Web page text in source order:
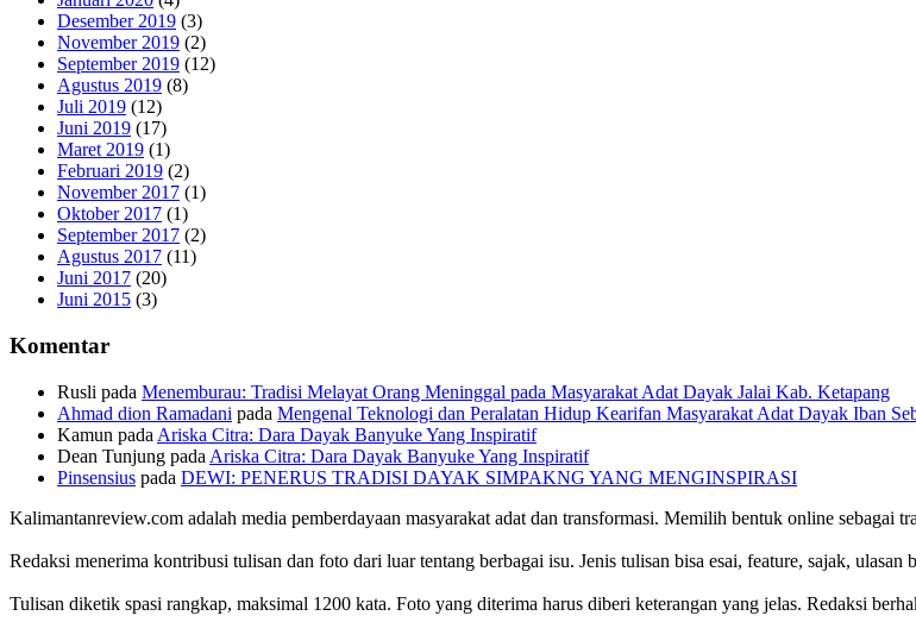
Desember 2019 (3)
November 2019 (2)
September 2019 (12)
Agustus 2019 (8)
Juli 2019 (12)
Juni 2019 (17)
Maret 2019 (1)
Februari 2019 (2)
November 2017 (1)
Oktober 2017 (1)
September 2017 (2)
Agustus 2017 (11)
Juni 2017 (20)
Juni 2015 (3)
Komentar
Rusli pada Menemburau: Tradisi Melayat Orang Meninggal pada Masyarakat Adat Dayak Jalai Kab. Ketapang
Ahmad dion Ramadani pada Mengenal Teknologi dan Peralatan Hidup Kearifan Masyarakat Adat Dayak Iban
Kamun pada Ariska Citra: Dara Dayak Banyuke Yang Inspiratif
Dean Tunjung pada Ariska Citra: Dara Dayak Banyuke Yang Inspiratif
Pinsensius pada DEWI: PENERUS TRADISI DAYAK SIMPAKNG YANG MENGINSPIRASI
Kalimantanreview.com adalah media pemberdayaan masyarakat adat dan transformasi. Memilih bentuk online
Redaksi menerima kontribusi tulisan dan foto dari luar tentang berbagai isu. Jenis tulisan bisa esai, feature, sajak,
Tulisan diketik spasi rangkap, maksimal 1200 kata. Foto yang diterima harus diberi keterangan yang jelas. Redaksi